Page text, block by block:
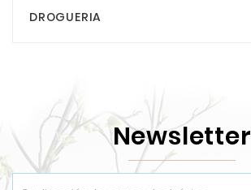
DROGUERIA
Newsletter